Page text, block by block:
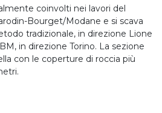
coinvolti nei lavori del
Bourget/Modane e si scava
tradizionale, in direzione Lione
in direzione Torino. La sezione
con le coperture di roccia più